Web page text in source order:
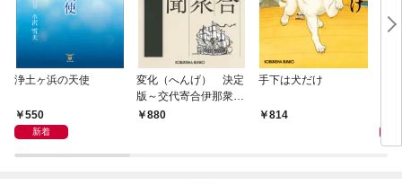
浄土ヶ浜の天使
550
新着
変化（へんげ） 決定
版～交代寄合伊那衆異
聞（1）～
880
手下は犬だけ
814